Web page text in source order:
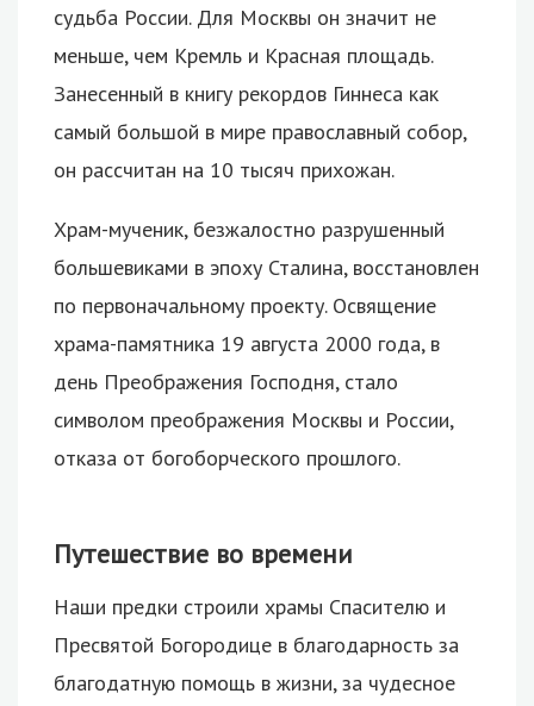
судьба России. Для Москвы он значит не
меньше, чем Кремль и Красная площадь.
Занесенный в книгу рекордов Гиннеса как
самый большой в мире православный собор,
он рассчитан на 10 тысяч прихожан.
Храм-мученик, безжалостно разрушенный
большевиками в эпоху Сталина, восстановлен
по первоначальному проекту. Освящение
храма-памятника 19 августа 2000 года, в
день Преображения Господня, стало
символом преображения Москвы и России,
отказа от богоборческого прошлого.
Путешествие во времени
Наши предки строили храмы Спасителю и
Пресвятой Богородице в благодарность за
благодатную помощь в жизни, за чудесное